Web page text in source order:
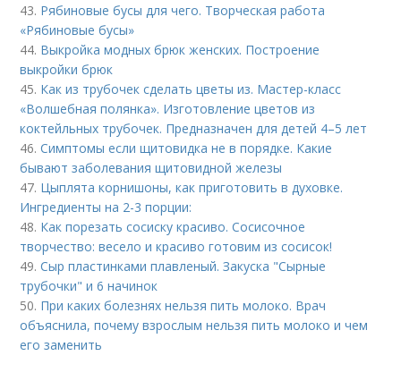
43. Рябиновые бусы для чего. Творческая работа
«Рябиновые бусы»
44. Выкройка модных брюк женских. Построение
выкройки брюк
45. Как из трубочек сделать цветы из. Мастер-класс
«Волшебная полянка». Изготовление цветов из
коктейльных трубочек. Предназначен для детей 4–5 лет
46.Симптомы если щитовидка не в порядке. Какие
бывают заболевания щитовидной железы
47. Цыплята корнишоны, как приготовить в духовке.
Ингредиенты на 2-3 порции:
48. Как порезать сосиску красиво. Сосисочное
творчество: весело и красиво готовим из сосисок!
49.Сыр пластинками плавленый. Закуска "Сырные
трубочки" и 6 начинок
50. При каких болезнях нельзя пить молоко. Врач
объяснила, почему взрослым нельзя пить молоко и чем
его заменить